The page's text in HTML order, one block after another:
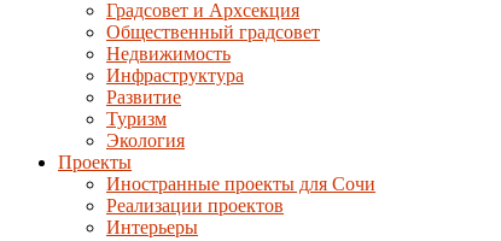
Градсовет и Архсекция
Общественный градсовет
Недвижимость
Инфраструктура
Развитие
Туризм
Экология
Проекты
Иностранные проекты для Сочи
Реализации проектов
Интерьеры